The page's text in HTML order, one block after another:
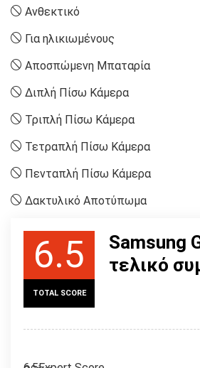
Ανθεκτικό
Για ηλικιωμένους
Αποσπώμενη Μπαταρία
Διπλή Πίσω Κάμερα
Τριπλή Πίσω Κάμερα
Τετραπλή Πίσω Κάμερα
Πενταπλή Πίσω Κάμερα
Δακτυλικό Αποτύπωμα
6.5
TOTAL SCORE
Samsung
τελικό